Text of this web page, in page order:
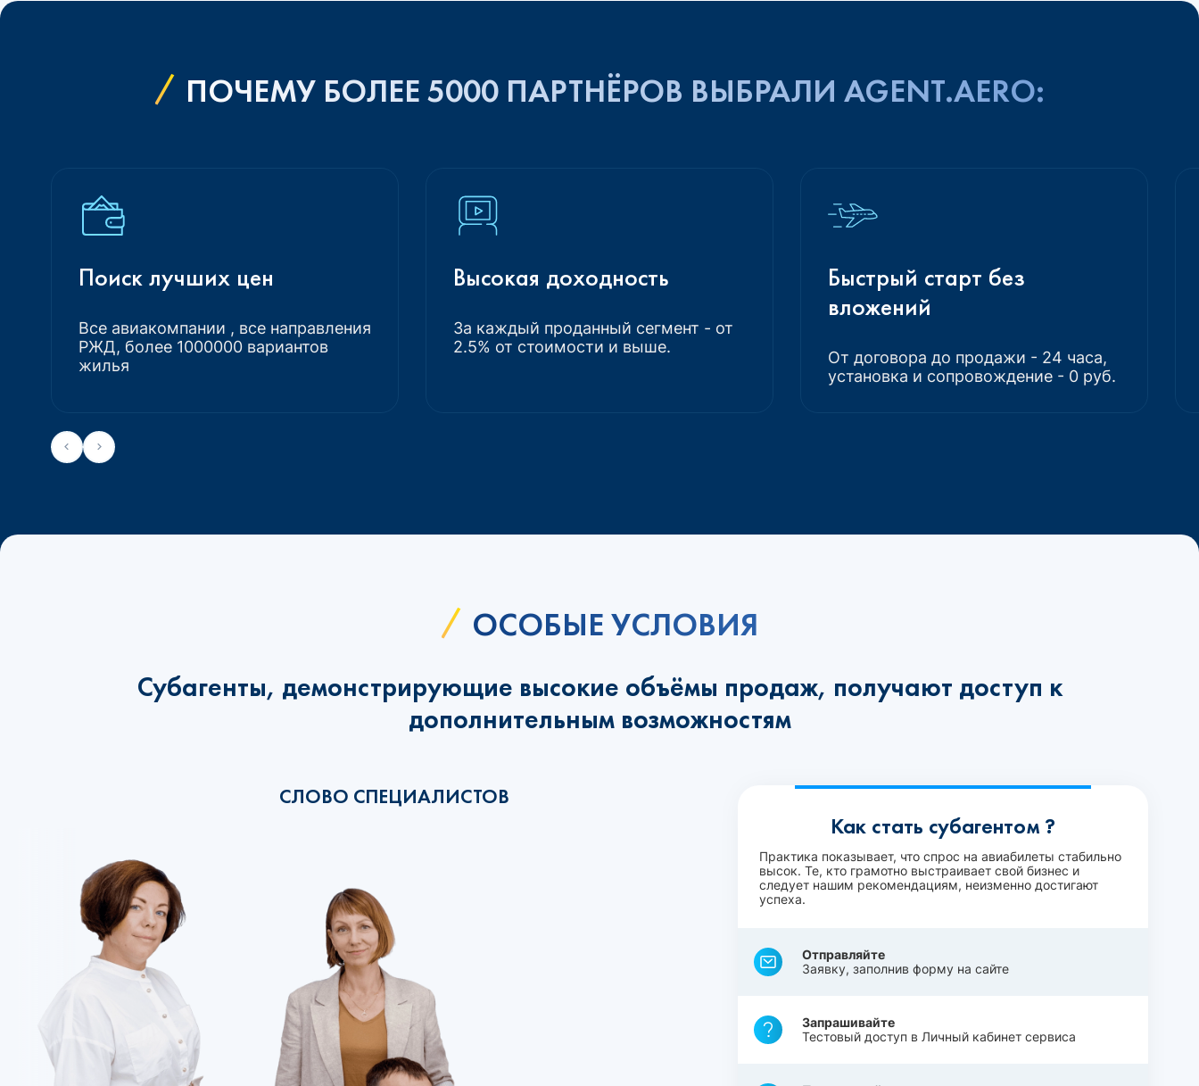
ПОЧЕМУ БОЛЕЕ 5000 ПАРТНЁРОВ ВЫБРАЛИ AGENT.AERO:
Поиск лучших цен
Все авиакомпании , все направления
РЖД, более 1000000 вариантов
жилья
Высокая доходность
За каждый проданный сегмент - от
2.5% от стоимости и выше.
Быстрый старт без
вложений
От договора до продажи - 24 часа,
установка и сопровождение - 0 руб.
ОСОБЫЕ УСЛОВИЯ
Субагенты, демонстрирующие высокие объёмы продаж, получают доступ к
дополнительным возможностям
СЛОВО СПЕЦИАЛИСТОВ
Как стать субагентом ?
Практика показывает, что спрос на авиабилеты стабильно
высок. Те, кто грамотно выстраивает свой бизнес и
следует нашим рекомендациям, неизменно достигают
успеха.
Отправляйте
Заявку, заполнив форму на сайте
Запрашивайте
Тестовый доступ в Личный кабинет сервиса